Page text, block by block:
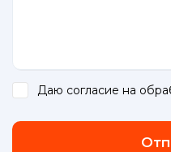
Даю согласие на